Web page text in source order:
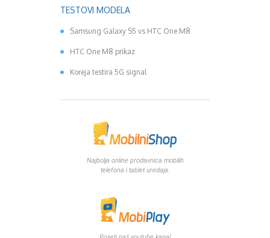
TESTOVI MODELA
Samsung Galaxy S5 vs HTC One M8
HTC One M8 prikaz
Koreja testira 5G signal
Najbolja online prodavnica mobilih
telefona i tablet uredaja.